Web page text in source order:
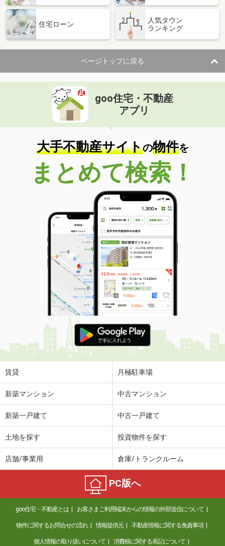
茨城県東茨城郡大洗町桜道
住 所
茨城県東茨城郡大洗町桜道
専有面積 59.55m²
間取り
2LDK
茨城県つくば市小野川
価 格
住 所
茨城県つくば市小野川
専有面積 29.44m²
間取り
ワンルーム
茨城県坂東市辺田
価 格
6.30万円
茨城県坂東市辺田
53m²
間取り
1LDK
茨城県つくばみらい市杉下
価 格
4.90万円
住 所
茨城県つくばみらい市杉下
専有面積 58.53m²
間取り
2LDK
茨城県古河市本町３
価 格
5.20万円
住 所
茨城県古河市本町３
専有面積
ワンルーム
茨城県水戸市千波町
6.20万円
茨城県鹿嶋市大字宮中
5.25万円
住 所
茨城県鹿嶋市大字宮中
専有面積 50.03m²
間取り
1LDK
茨城県古河市本町３
住宅ローン
人気タウン
ランキング
ページトップに戻る
goo住宅・不動産
アプリ
大手不動産サイトの物件を
まとめて検索！
賃貸 月極駐車場
新築マンション 中古マンション
新築一戸建て 中古一戸建て
土地を探す 投資物件を探す
店舗/事業用 倉庫/トランクルーム
PC版へ
goo住宅・不動産とは お客さまご利用端末からの情報の外部送信について
物件に関するお問合せの流れ 情報提供元 不動産情報に関する免責事項
個人情報の取り扱いについて 消費税に関する表記について